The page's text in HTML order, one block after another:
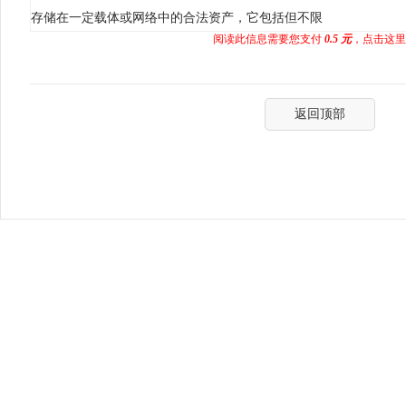
存储在一定载体或网络中的合法资产，它包括但不限
阅读此信息需要您支付 0.5 元，点击这
返回顶部